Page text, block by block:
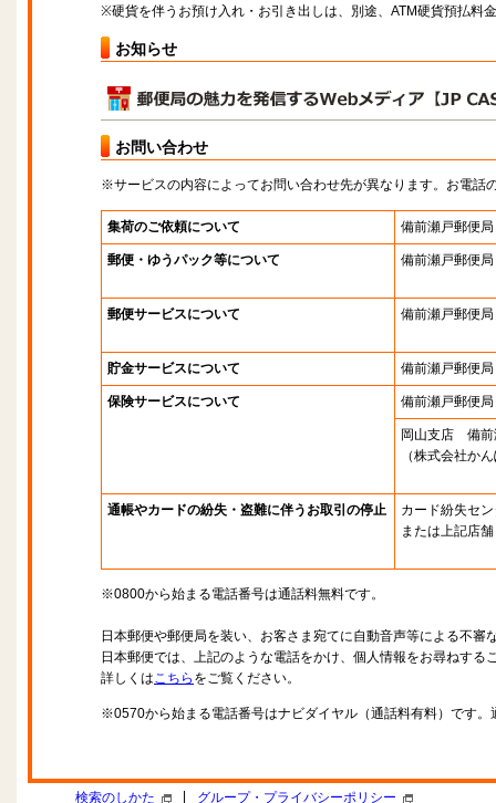
※硬貨を伴うお預け入れ・お引き出しは、別途、ATM硬貨預払料
お知らせ
お問い合わせ
※サービスの内容によってお問い合わせ先が異なります。お電話
集荷のご依頼について 備前瀬戸郵便局
郵便・ゆうパック等について 備前瀬戸郵便局
郵便サービスについて 備前瀬戸郵便局
貯金サービスについて 備前瀬戸郵便局
保険サービスについて 備前瀬戸郵便局
岡山支店 備前
（株式会社か
通帳やカードの紛失・盗難に伴うお取引の停止
カード紛失セ
または上記店舗
※0800から始まる電話番号は通話料無料です。
日本郵便や郵便局を装い、お客さま宛てに自動音声等による不審
日本郵便では、上記のような電話をかけ、個人情報をお尋ねする
詳しくはこちら をご覧ください。
※0570から始まる電話番号はナビダイヤル（通話料有料）です
検索のしかた グループ・プライバシーポリシー